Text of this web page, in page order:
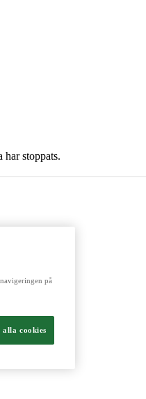
stoppats.
på
alla cookies